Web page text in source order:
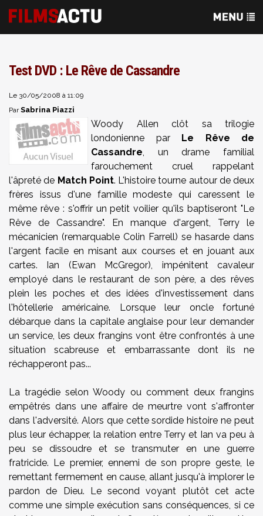
Test DVD : Le Rêve de Cassandre
Le 30/05/2008 à 11:09
ParSabrina Piazzi
Woody Allen clôt sa trilogie
londonienne par Le Rêve de
Cassandre, un drame familial
farouchement cruel rappelant
l'âpreté de Match Point. L'histoire tourne autour de deux
frères issus d'une famille modeste qui caressent le
même rêve : s'offrir un petit voilier qu'ils baptiseront "Le
Rêve de Cassandre". En manque d'argent, Terry le
mécanicien (remarquable Colin Farrell) se hasarde dans
l'argent facile en misant aux courses et en jouant aux
cartes. Ian (Ewan McGregor), impénitent cavaleur
employé dans le restaurant de son père, a des rêves
plein les poches et des idées d'investissement dans
l'hôtellerie américaine. Lorsque leur oncle fortuné
débarque dans la capitale anglaise pour leur demander
un service, les deux frangins vont être confrontés à une
situation scabreuse et embarrassante dont ils ne
réchapperont pas...
La tragédie selon Woody ou comment deux frangins
empêtrés dans une affaire de meurtre vont s'affronter
dans l'adversité. Alors que cette sordide histoire ne peut
plus leur échapper, la relation entre Terry et Ian va peu à
peu se dissoudre et se transmuter en une guerre
fratricide. Le premier, ennemi de son propre geste, le
remettant fermement en cause, allant jusqu'à implorer le
pardon de Dieu. Le second voyant plutôt cet acte
comme une simple exécution sans conséquences, si ce